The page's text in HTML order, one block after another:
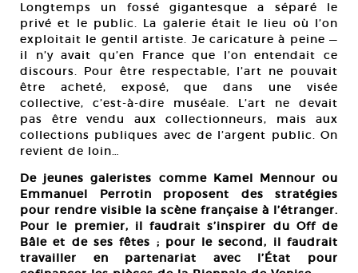
Longtemps un fossé gigantesque a séparé le
privé et le public. La galerie était le lieu où l’on
exploitait le gentil artiste. Je caricature à peine —
il n’y avait qu’en France que l’on entendait ce
discours. Pour être respectable, l’art ne pouvait
être acheté, exposé, que dans une visée
collective, c’est-à-dire muséale. L’art ne devait
pas être vendu aux collectionneurs, mais aux
collections publiques avec de l’argent public. On
revient de loin…
De jeunes galeristes comme Kamel Mennour ou
Emmanuel Perrotin proposent des stratégies
pour rendre visible la scène française à l’étranger.
Pour le premier, il faudrait s’inspirer du Off de
Bâle et de ses fêtes ; pour le second, il faudrait
travailler en partenariat avec l’État pour